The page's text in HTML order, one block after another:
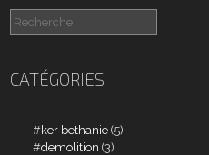
CATÉGORIES
ker bethanie (5)
demolition (3)